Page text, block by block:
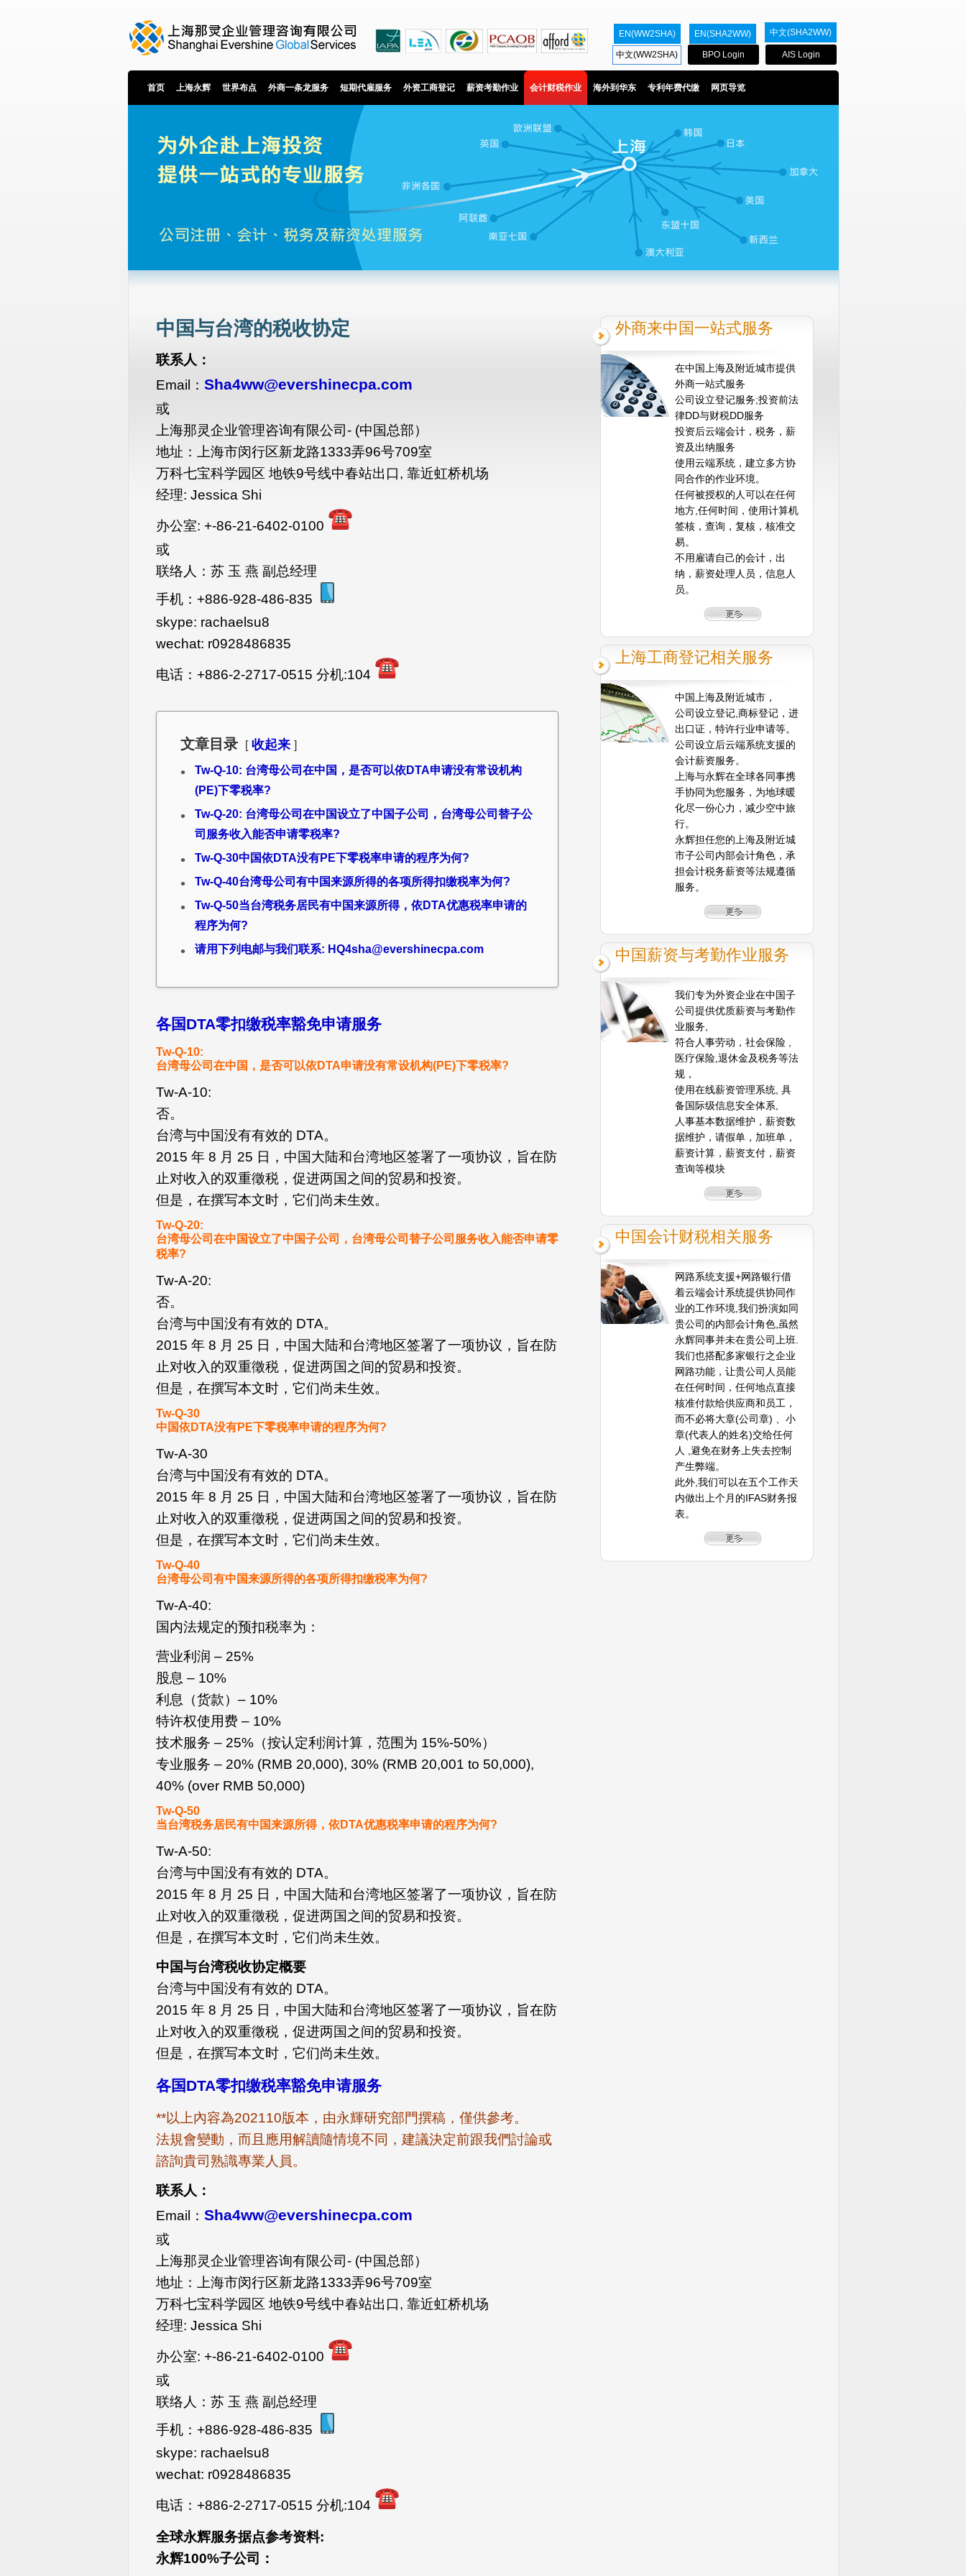
EN(WW2SHA) EN(SHA2WW) 中文(SHA2WW)
中文(WW2SHA) BPO Login AIS Login
首页 上海永辉 世界布点 外商一条龙服务 短期代雇服务 外资工商登记 薪资考勤作业 会计财税作业 海外到华东 专利年费代缴 网页导览
中国与台湾的税收协定
联系人：
Email： Sha4ww@evershinecpa.com
或
上海那灵企业管理咨询有限公司- (中国总部）
地址：上海市闵行区新龙路1333弄96号709室
万科七宝科学园区 地铁9号线中春站出口, 靠近虹桥机场
经理: Jessica Shi
办公室: +-86-21-6402-0100
或
联络人：苏 玉 燕 副总经理
手机：+886-928-486-835
skype: rachaelsu8
wechat: r0928486835
电话：+886-2-2717-0515 分机:104
文章目录 收起来
Tw-Q-10: 台湾母公司在中国，是否可以依DTA申请没有常设机构
(PE)下零税率?
Tw-Q-20: 台湾母公司在中国设立了中国子公司，台湾母公司替子公
司服务收入能否申请零税率?
Tw-Q-30中国依DTA没有PE下零税率申请的程序为何?
Tw-Q-40台湾母公司有中国来源所得的各项所得扣缴税率为何?
Tw-Q-50当台湾税务居民有中国来源所得，依DTA优惠税率申请的
程序为何?
请用下列电邮与我们联系: HQ4sha@evershinecpa.com
各国DTA零扣缴税率豁免申请服务
Tw-Q-10:
台湾母公司在中国，是否可以依DTA申请没有常设机构(PE)下零税率?
Tw-A-10:
否。
台湾与中国没有有效的 DTA。
2015 年 8 月 25 日，中国大陆和台湾地区签署了一项协议，旨在防
止对收入的双重徵税，促进两国之间的贸易和投资。
但是，在撰写本文时，它们尚未生效。
Tw-Q-20:
台湾母公司在中国设立了中国子公司，台湾母公司替子公司服务收入能否申请零
税率?
Tw-A-20:
否。
台湾与中国没有有效的 DTA。
2015 年 8 月 25 日，中国大陆和台湾地区签署了一项协议，旨在防
止对收入的双重徵税，促进两国之间的贸易和投资。
但是，在撰写本文时，它们尚未生效。
Tw-Q-30
中国依DTA没有PE下零税率申请的程序为何?
Tw-A-30
台湾与中国没有有效的 DTA。
2015 年 8 月 25 日，中国大陆和台湾地区签署了一项协议，旨在防
止对收入的双重徵税，促进两国之间的贸易和投资。
但是，在撰写本文时，它们尚未生效。
Tw-Q-40
台湾母公司有中国来源所得的各项所得扣缴税率为何?
Tw-A-40:
国内法规定的预扣税率为：
营业利润 – 25%
股息 – 10%
利息（货款）– 10%
特许权使用费 – 10%
技术服务 – 25%（按认定利润计算，范围为 15%-50%）
专业服务 – 20% (RMB 20,000), 30% (RMB 20,001 to 50,000),
40% (over RMB 50,000)
Tw-Q-50
当台湾税务居民有中国来源所得，依DTA优惠税率申请的程序为何?
Tw-A-50:
台湾与中国没有有效的 DTA。
2015 年 8 月 25 日，中国大陆和台湾地区签署了一项协议，旨在防
止对收入的双重徵税，促进两国之间的贸易和投资。
但是，在撰写本文时，它们尚未生效。
中国与台湾税收协定概要
台湾与中国没有有效的 DTA。
2015 年 8 月 25 日，中国大陆和台湾地区签署了一项协议，旨在防
止对收入的双重徵税，促进两国之间的贸易和投资。
但是，在撰写本文时，它们尚未生效。
各国DTA零扣缴税率豁免申请服务
**以上內容為202110版本，由永輝研究部門撰稿，僅供參考。
法規會變動，而且應用解讀隨情境不同，建議決定前跟我們討論或
諮詢貴司熟識專業人員。
联系人：
Email： Sha4ww@evershinecpa.com
或
上海那灵企业管理咨询有限公司- (中国总部）
地址：上海市闵行区新龙路1333弄96号709室
万科七宝科学园区 地铁9号线中春站出口, 靠近虹桥机场
经理: Jessica Shi
办公室: +-86-21-6402-0100
或
联络人：苏 玉 燕 副总经理
手机：+886-928-486-835
skype: rachaelsu8
wechat: r0928486835
电话：+886-2-2717-0515 分机:104
全球永辉服务据点参考资料:
永辉100%子公司：
外商来中国一站式服务
在中国上海及附近城市提供
外商一站式服务
公司设立登记服务;投资前法
律DD与财税DD服务
投资后云端会计，税务，薪
资及出纳服务
使用云端系统，建立多方协
同合作的作业环境。
任何被授权的人可以在任何
地方,任何时间，使用计算机
签核，查询，复核，核准交
易。
不用雇请自己的会计，出
纳，薪资处理人员，信息人
员。
上海工商登记相关服务
中国上海及附近城市，
公司设立登记,商标登记，进
出口证，特许行业申请等。
公司设立后云端系统支援的
会计薪资服务。
上海与永辉在全球各同事携
手协同为您服务，为地球暖
化尽一份心力，减少空中旅
行。
永辉担任您的上海及附近城
市子公司内部会计角色，承
担会计税务薪资等法规遵循
服务。
中国薪资与考勤作业服务
我们专为外资企业在中国子
公司提供优质薪资与考勤作
业服务,
符合人事劳动，社会保险 ,
医疗保险,退休金及税务等法
规，
使用在线薪资管理系统, 具
备国际级信息安全体系,
人事基本数据维护，薪资数
据维护，请假单，加班单，
薪资计算，薪资支付，薪资
查询等模块
中国会计财税相关服务
网路系统支援+网路银行借
着云端会计系统提供协同作
业的工作环境,我们扮演如同
贵公司的内部会计角色,虽然
永辉同事并未在贵公司上班.
我们也搭配多家银行之企业
网路功能，让贵公司人员能
在任何时间，任何地点直接
核准付款给供应商和员工，
而不必将大章(公司章) 、小
章(代表人的姓名)交给任何
人 ,避免在财务上失去控制
产生弊端。
此外,我们可以在五个工作天
内做出上个月的IFAS财务报
表。